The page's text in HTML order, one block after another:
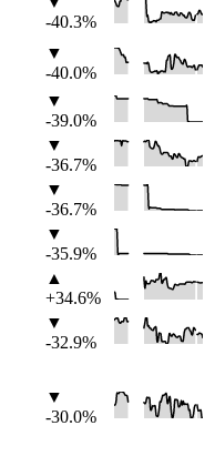
-40.3%
▼
-40.0%
▼
-39.0%
▼
-36.7%
▼
-36.7%
▼
-35.9%
▲
+34.6%
▼
-32.9%
▼
-30.0%